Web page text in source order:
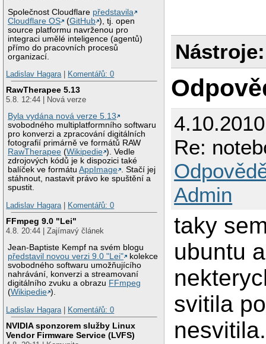
Společnost Cloudflare představila
Cloudflare OS
(GitHub ), tj. open
source platformu navrženou pro
integraci umělé inteligence (agentů)
přímo do pracovních procesů
organizací.
Ladislav Hagara| Komentářů: 0
RawTherapee 5.13
5.8. 12:44 | Nová verze
Byla vydána nová verze 5.13
svobodného multiplatformního softwaru
pro konverzi a zpracování digitálních
fotografií primárně ve formátů RAW
RawTherapee (Wikipedie ). Vedle
zdrojových kódů je k dispozici také
balíček ve formátuAppImage . Stačí jej
stáhnout, nastavit právo ke spuštění a
spustit.
Ladislav Hagara| Komentářů: 0
FFmpeg 9.0 "Lei"
4.8. 20:44 | Zajímavý článek
Jean-Baptiste Kempf na svém blogu
představil novou verzi 9.0 "Lei"
kolekce
svobodného softwaru umožňujícího
nahrávání, konverzi a streamovaní
digitálního zvuku a obrazu FFmpeg
(Wikipedie ).
Ladislav Hagara| Komentářů: 0
NVIDIA sponzorem služby Linux
Vendor Firmware Service (LVFS)
Nástroje:
Re:
Admin
taky
ubuntu
svitila